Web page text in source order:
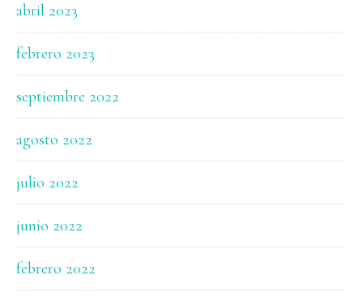
abril 2023
febrero 2023
septiembre 2022
agosto 2022
julio 2022
junio 2022
febrero 2022